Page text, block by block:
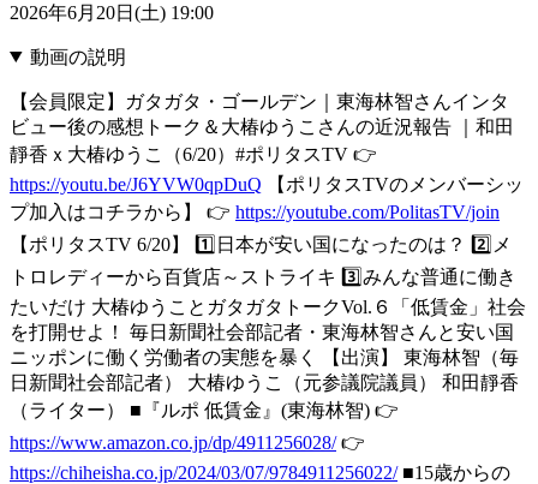
2026年6月20日(土) 19:00
動画の説明
【会員限定】ガタガタ・ゴールデン｜東海林智さんインタ
ビュー後の感想トーク＆大椿ゆうこさんの近況報告 ｜和田
靜香ｘ大椿ゆうこ（6/20）#ポリタスTV 👉
https://youtu.be/J6YVW0qpDuQ 【ポリタスTVのメンバーシッ
プ加入はコチラから】 👉 https://youtube.com/PolitasTV/join
【ポリタスTV 6/20】 1️⃣日本が安い国になったのは？ 2️⃣メ
トロレディーから百貨店～ストライキ 3️⃣みんな普通に働き
たいだけ 大椿ゆうことガタガタトークVol.６「低賃金」社会
を打開せよ！ 毎日新聞社会部記者・東海林智さんと安い国
ニッポンに働く労働者の実態を暴く 【出演】 東海林智（毎
日新聞社会部記者） 大椿ゆうこ（元参議院議員） 和田靜香
（ライター） ■『ルポ 低賃金』(東海林智) 👉
https://www.amazon.co.jp/dp/4911256028/👉
https://chiheisha.co.jp/2024/03/07/9784911256022/■15歳からの